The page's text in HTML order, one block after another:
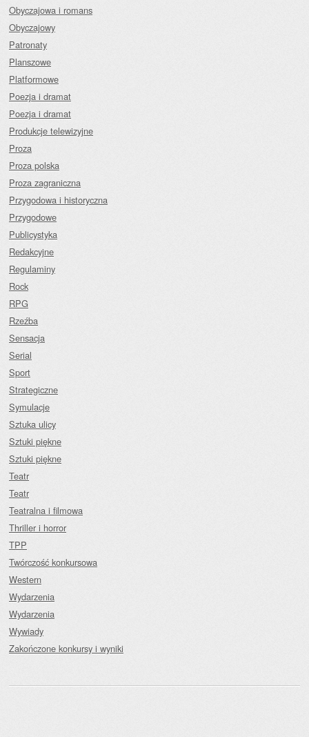
Obyczajowa i romans
Obyczajowy
Patronaty
Planszowe
Platformowe
Poezja i dramat
Poezja i dramat
Produkcje telewizyjne
Proza
Proza polska
Proza zagraniczna
Przygodowa i historyczna
Przygodowe
Publicystyka
Redakcyjne
Regulaminy
Rock
RPG
Rzeźba
Sensacja
Serial
Sport
Strategiczne
Symulacje
Sztuka ulicy
Sztuki piękne
Sztuki piękne
Teatr
Teatr
Teatralna i filmowa
Thriller i horror
TPP
Twórczość konkursowa
Western
Wydarzenia
Wydarzenia
Wywiady
Zakończone konkursy i wyniki